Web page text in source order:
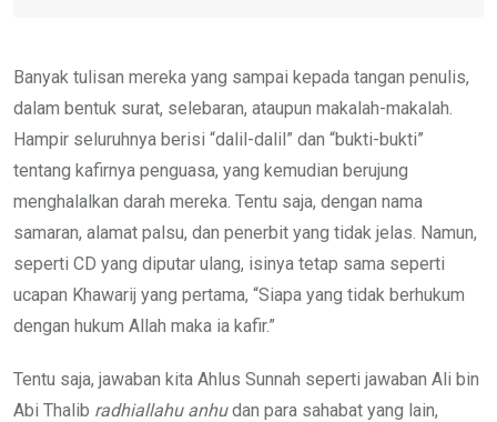
Banyak tulisan mereka yang sampai kepada tangan penulis,
dalam bentuk surat, selebaran, ataupun makalah-makalah.
Hampir seluruhnya berisi “dalil-dalil” dan “bukti-bukti”
tentang kafirnya penguasa, yang kemudian berujung
menghalalkan darah mereka. Tentu saja, dengan nama
samaran, alamat palsu, dan penerbit yang tidak jelas. Namun,
seperti CD yang diputar ulang, isinya tetap sama seperti
ucapan Khawarij yang pertama, “Siapa yang tidak berhukum
dengan hukum Allah maka ia kafir.”
Tentu saja, jawaban kita Ahlus Sunnah seperti jawaban Ali bin
Abi Thalib radhiallahu anhudan para sahabat yang lain,